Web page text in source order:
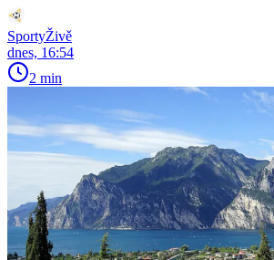
SportyŽivě
dnes, 16:54
2 min